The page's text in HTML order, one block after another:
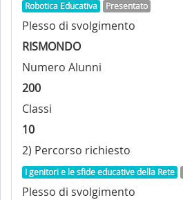
Robotica Educativa Presentato
Plesso di svolgimento
RISMONDO
Numero Alunni
200
Classi
10
2) Percorso richiesto
I genitori e le sfide educative della Rete
Plesso di svolgimento